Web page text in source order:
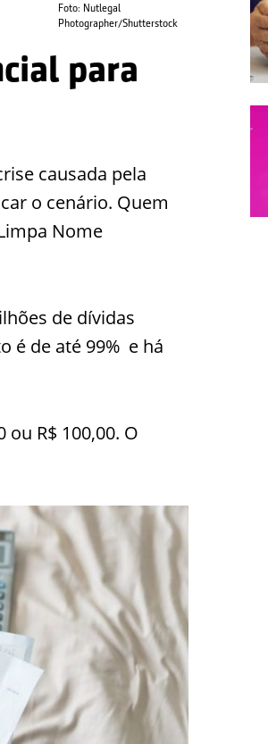
Foto: Nutlegal
Photographer/Shutterstock
para
causada pela
o cenário. Quem
Nome
de dívidas
é de até 99% e há
R$ 100,00. O